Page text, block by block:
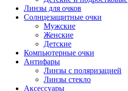
Линзы для очков
Солнцезащитные очки
Мужские
Женские
Детские
Компьютерные очки
Антифары
Линзы с поляризацией
Линзы стекло
Аксессуары